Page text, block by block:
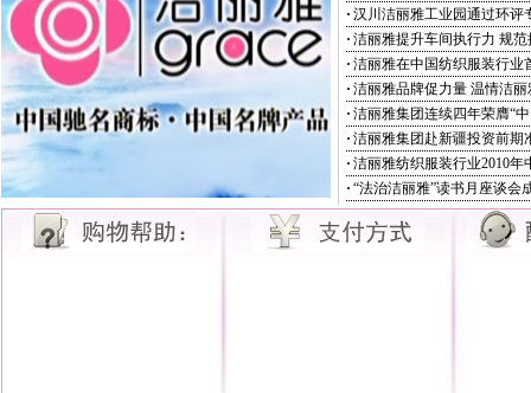
· 汉川洁丽雅工业园通过环评
· 洁丽雅提升车间执行力 规范
· 洁丽雅在中国纺织服装行业
· 洁丽雅品牌促力量 温情洁丽
· 洁丽雅集团连续四年荣膺“
· 洁丽雅集团赴新疆投资前期
· 洁丽雅纺织服装行业2010年
· “法治洁丽雅”读书月座谈会